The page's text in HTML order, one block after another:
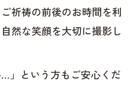
祈祷の前後のお時間を利
然な笑顔を大切に撮影し
…」という方もご安心くだ